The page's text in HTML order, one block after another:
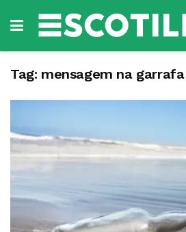
Tag: mensagem na garrafa